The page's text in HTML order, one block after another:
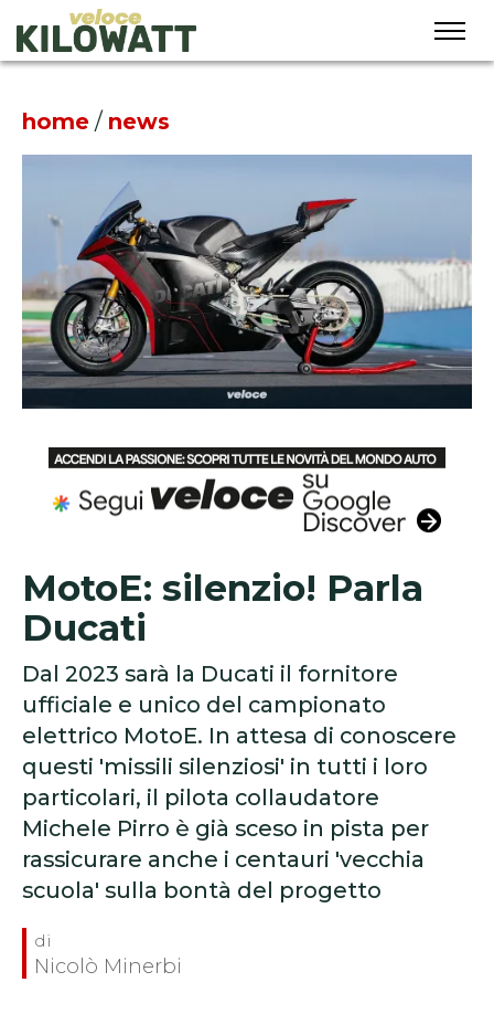
home / news
MotoE: silenzio! Parla
Ducati
Dal 2023 sarà la Ducati il fornitore
ufficiale e unico del campionato
elettrico MotoE. In attesa di conoscere
questi 'missili silenziosi' in tutti i loro
particolari, il pilota collaudatore
Michele Pirro è già sceso in pista per
rassicurare anche i centauri 'vecchia
scuola' sulla bontà del progetto
Nicolò Minerbi